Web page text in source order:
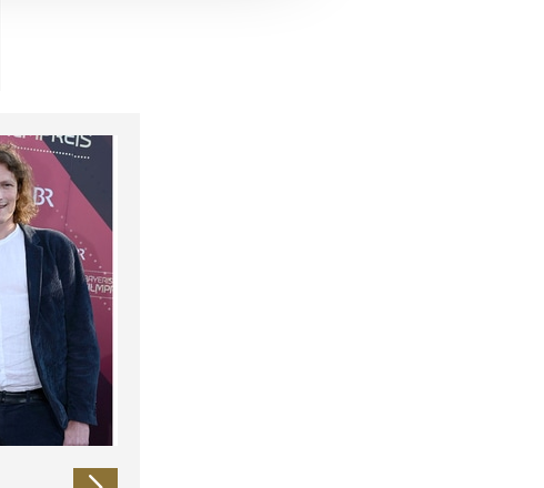
führen diese Informationen
sie im Rahmen Ihrer Nutzung